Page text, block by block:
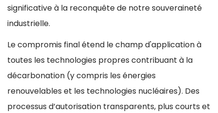
significative à la reconquête de notre souveraineté
industrielle.
Le compromis final étend le champ d'application à
toutes les technologies propres contribuant à la
décarbonation (y compris les énergies
renouvelables et les technologies nucléaires). Des
processus d’autorisation transparents, plus courts et